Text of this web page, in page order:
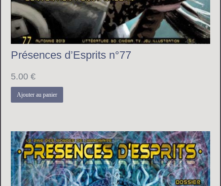
Présences d’Esprits n°77
5.00€
Ajouter au panier